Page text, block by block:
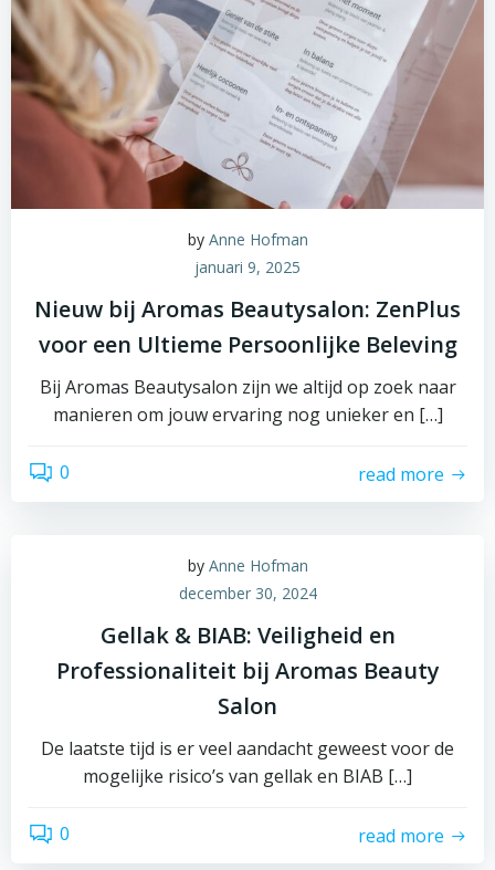
by Anne Hofman
januari 9, 2025
Nieuw bij Aromas Beautysalon: ZenPlus
voor een Ultieme Persoonlijke Beleving
Bij Aromas Beautysalon zijn we altijd op zoek naar
manieren om jouw ervaring nog unieker en […]
0 read more
by Anne Hofman
december 30, 2024
Gellak & BIAB: Veiligheid en
Professionaliteit bij Aromas Beauty
Salon
De laatste tijd is er veel aandacht geweest voor de
mogelijke risico’s van gellak en BIAB […]
0 read more